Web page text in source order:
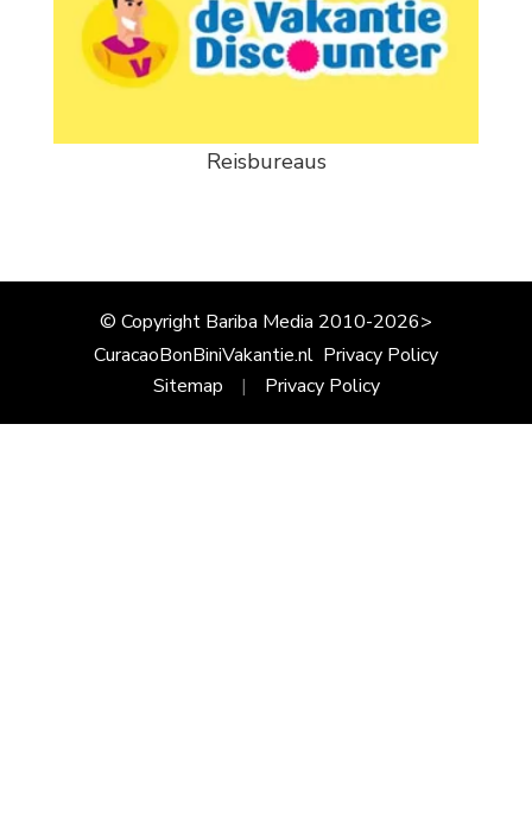
Reisbureaus
© Copyright Bariba Media 2010-2026>
CuracaoBonBiniVakantie.nl Privacy Policy
Sitemap
Privacy Policy